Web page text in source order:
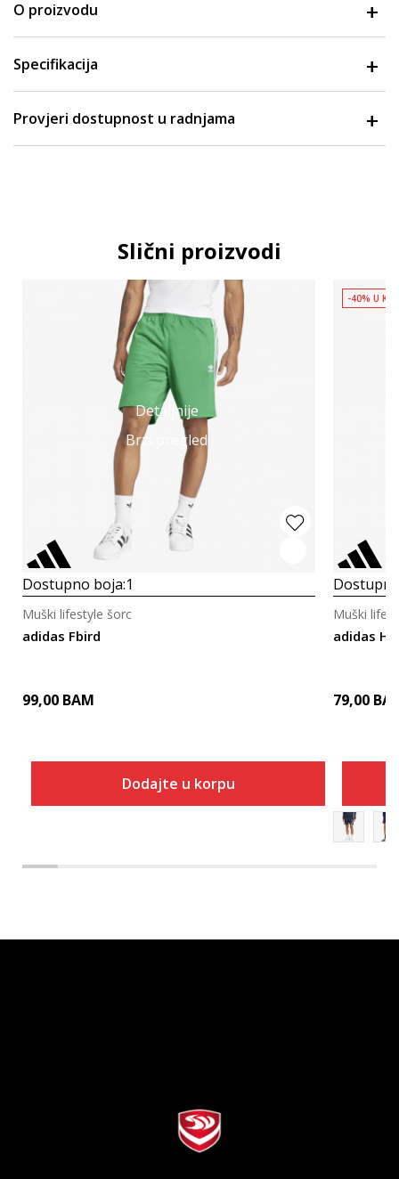
O proizvodu
Specifikacija
Provjeri dostupnost u radnjama
Slični proizvodi
Detaljnije
Brzi pregled
Dostupno boja:1
adidas Fbird
Muški lifestyle šorc
99,00 BAM
Dodajte u korpu
-40% U
adidas
Muški
79,00